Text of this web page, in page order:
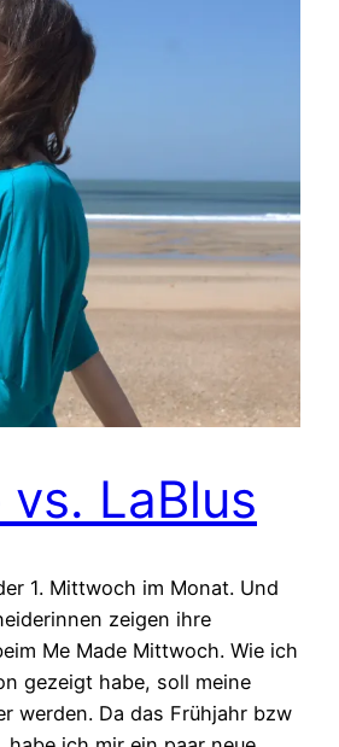
LaBlus
1. Mittwoch im Monat. Und
zeigen ihre
Me Made Mittwoch. Wie ich
gezeigt habe, soll meine
werden. Da das Frühjahr bzw